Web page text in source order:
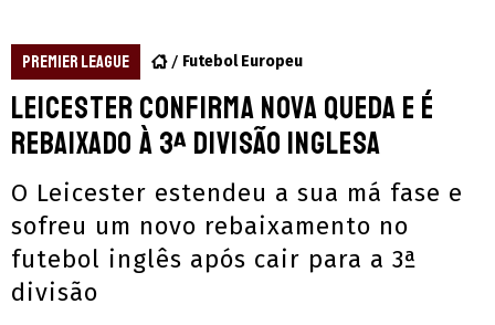
PREMIER LEAGUE Futebol Europeu
Leicester confirma nova queda e é
rebaixado à 3ª divisão inglesa
O Leicester estendeu a sua má fase e
sofreu um novo rebaixamento no
futebol inglês após cair para a 3ª
divisão